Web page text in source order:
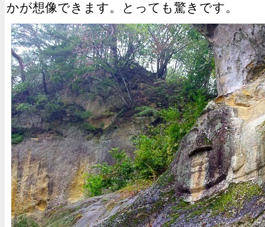
かが想像できます。とっても驚きです。